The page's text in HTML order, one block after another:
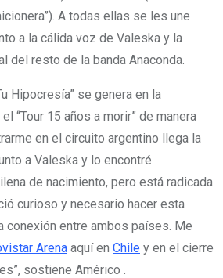
A todas ellas se les une
a la cálida voz de Valeska y la
del resto de la banda Anaconda.
Hipocresía” se genera en la
“Tour 15 años a morir” de manera
en el circuito argentino llega la
a Valeska y lo encontré
de nacimiento, pero está radicada
curioso y necesario hacer esta
conexión entre ambos países. Me
Arena aquí en Chile y en el cierre
sostiene Américo .